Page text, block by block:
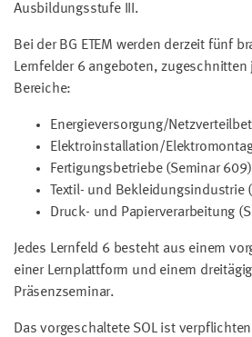
Ausbildungsstufe III.
Bei der BG ETEM werden derzeit fünf
Lernfelder 6 angeboten,
Bereiche:
Energieversorgung/
Elektroinstallation/
Fertigungsbetriebe (Seminar 609)
Textil- und Bekleidungsindustrie
Druck- und Papierverarbeitung
Jedes Lernfeld 6 besteht aus einem
einer Lernplattform und einem
Präsenzseminar.
Das vorgeschaltete SOL ist